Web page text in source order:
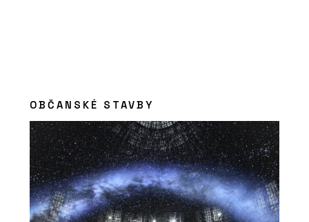
OBČANSKÉ STAVBY